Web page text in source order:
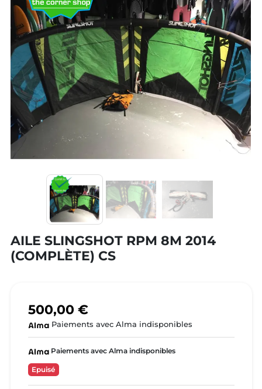
AILE SLINGSHOT RPM 8M 2014
(COMPLÈTE) CS
500,00 €
Paiements avec Alma indisponibles
Paiements avec Alma indisponibles
Epuisé